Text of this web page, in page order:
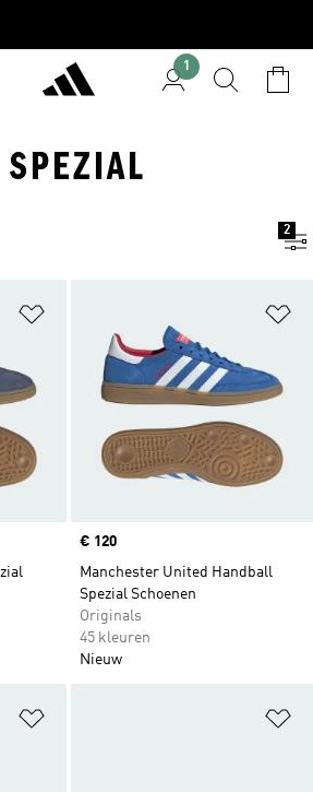
1
2
Price
€ 120
Manchester United Handball
Spezial Schoenen
Originals
45 kleuren
Nieuw